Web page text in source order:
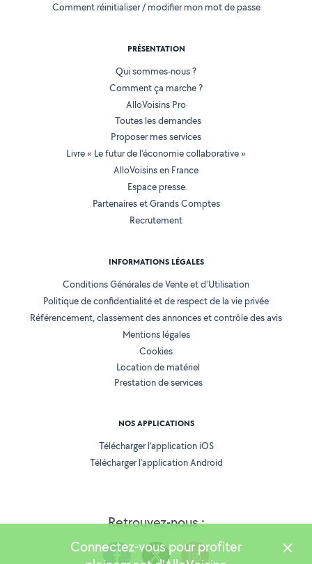
Retrouvez-nous :
Comment réinitialiser / modifier mon mot de passe
PRÉSENTATION
Qui sommes-nous ?
Comment ça marche ?
AlloVoisins Pro
Toutes les demandes
Proposer mes services
Livre « Le futur de l'économie collaborative »
AlloVoisins en France
Espace presse
Partenaires et Grands Comptes
Recrutement
INFORMATIONS LÉGALES
Conditions Générales de Vente et d'Utilisation
Politique de confidentialité et de respect de la vie privée
Référencement, classement des annonces et contrôle des avis
Mentions légales
Cookies
Location de matériel
Prestation de services
NOS APPLICATIONS
Télécharger l’application iOS
Télécharger l’application Android
Connectez-vous pour profiter